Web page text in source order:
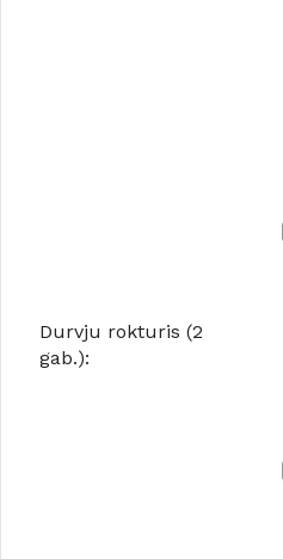
Durvju rokturis (2
gab.):